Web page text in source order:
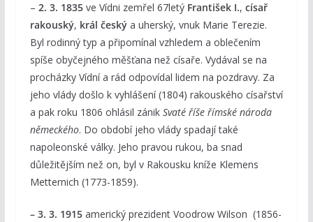
– 2. 3. 1835 ve Vídni zemřel 67letý František I., císař
rakouský, král českýa uherský, vnuk Marie Terezie.
Byl rodinný typ a připomínal vzhledem a oblečením
spíše obyčejného měšťana než císaře. Vydával se na
procházky Vídní a rád odpovídal lidem na pozdravy. Za
jeho vlády došlo k vyhlášení (1804) rakouského císařství
a pak roku 1806 ohlásil zánik Svaté říše římské národa
německého. Do období jeho vlády spadají také
napoleonské války. Jeho pravou rukou, ba snad
důležitějším než on, byl v Rakousku kníže Klemens
Metternich (1773-1859).
– 3. 3. 1915 americký prezident Voodrow Wilson (1856-